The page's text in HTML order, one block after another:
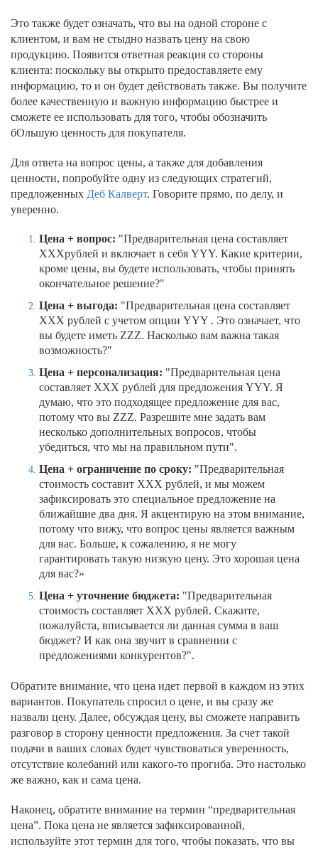
Это также будет означать, что вы на одной стороне с
клиентом, и вам не стыдно назвать цену на свою
продукцию. Появится ответная реакция со стороны
клиента: поскольку вы открыто предоставляете ему
информацию, то и он будет действовать также. Вы получите
более качественную и важную информацию быстрее и
сможете ее использовать для того, чтобы обозначить
бОльшую ценность для покупателя.
Для ответа на вопрос цены, а также для добавления
ценности, попробуйте одну из следующих стратегий,
предложенных Деб Калверт. Говорите прямо, по делу, и
уверенно.
Цена + вопрос: "Предварительная цена составляет
XXXрублей и включает в себя YYY. Какие критерии,
кроме цены, вы будете использовать, чтобы принять
окончательное решение?"
Цена + выгода: "Предварительная цена составляет
XXX рублей с учетом опции YYY . Это означает, что
вы будете иметь ZZZ. Насколько вам важна такая
возможность?"
Цена + персонализация: "Предварительная цена
составляет XXX рублей для предложения YYY. Я
думаю, что это подходящее предложение для вас,
потому что вы ZZZ. Разрешите мне задать вам
несколько дополнительных вопросов, чтобы
убедиться, что мы на правильном пути".
Цена + ограничение по сроку: "Предварительная
стоимость составит XXX рублей, и мы можем
зафиксировать это специальное предложение на
ближайшие два дня. Я акцентирую на этом внимание,
потому что вижу, что вопрос цены является важным
для вас. Больше, к сожалению, я не могу
гарантировать такую низкую цену. Это хорошая цена
для вас?»
Цена + уточнение бюджета: "Предварительная
стоимость составляет XXX рублей. Скажите,
пожалуйста, вписывается ли данная сумма в ваш
бюджет? И как она звучит в сравнении с
предложениями конкурентов?".
Обратите внимание, что цена идет первой в каждом из этих
вариантов. Покупатель спросил о цене, и вы сразу же
назвали цену. Далее, обсуждая цену, вы сможете направить
разговор в сторону ценности предложения. За счет такой
подачи в ваших словах будет чувствоваться уверенность,
отсутствие колебаний или какого-то прогиба. Это настолько
же важно, как и сама цена.
Наконец, обратите внимание на термин “предварительная
цена”. Пока цена не является зафиксированной,
используйте этот термин для того, чтобы показать, что вы